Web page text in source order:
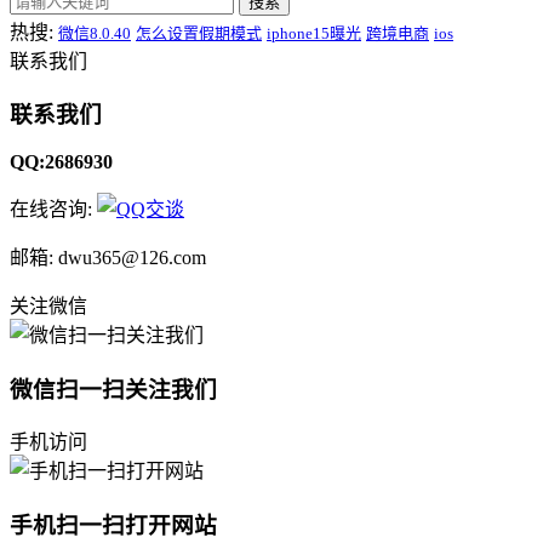
热搜: 微信8.0.40 怎么设置假期模式 iphone15曝光 跨境电商 ios
联系我们
联系我们
QQ:2686930
在线咨询:
邮箱: dwu365@126.com
关注微信
微信扫一扫关注我们
手机访问
手机扫一扫打开网站